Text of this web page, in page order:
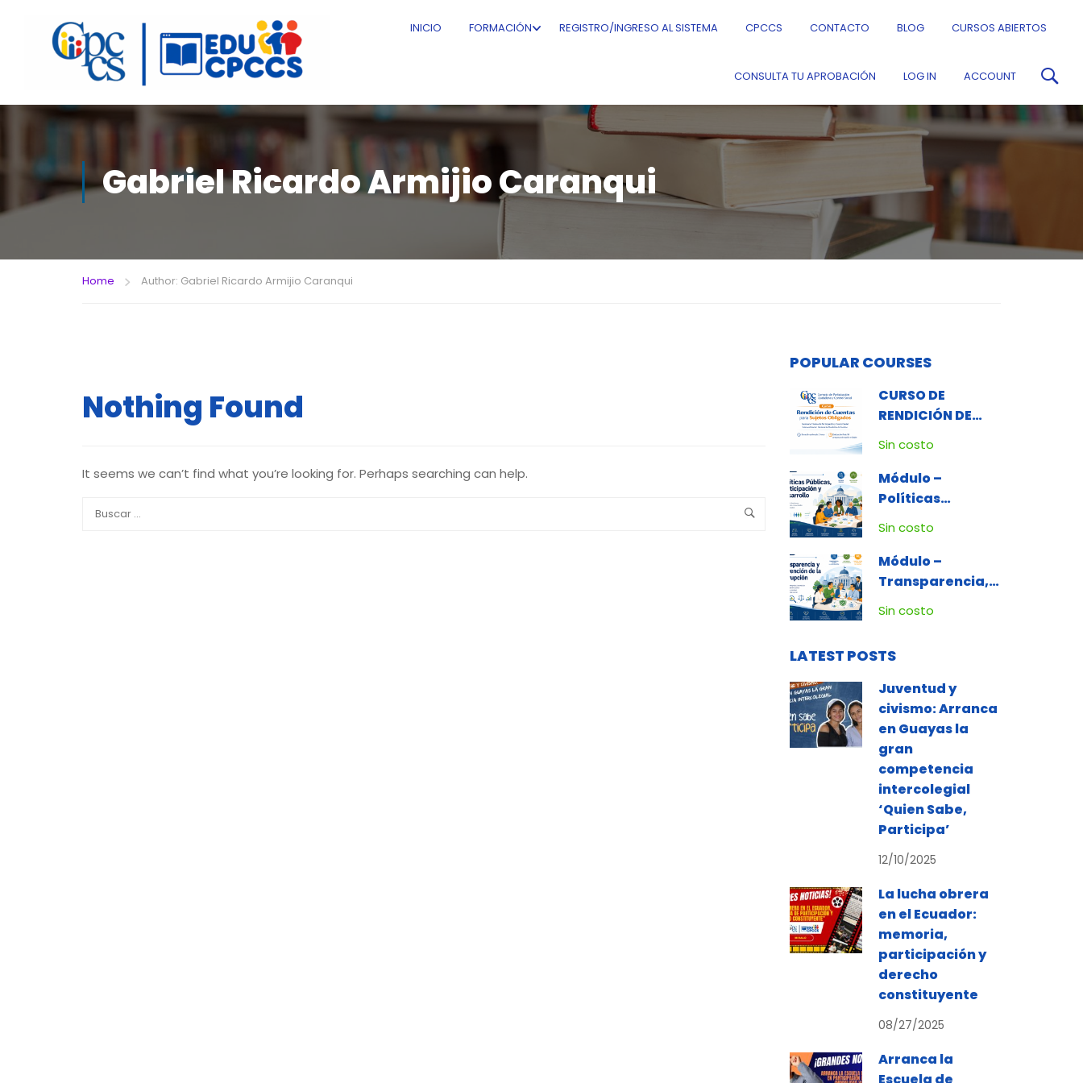
INICIO FORMACIÓN REGISTRO/INGRESO AL SISTEMA CPCCS CONTACTO BLOG CURSOS ABIERTOS
CONSULTA TU APROBACIÓN LOG IN ACCOUNT
Gabriel Ricardo Armijio Caranqui
Home Author: Gabriel Ricardo Armijio Caranqui
Nothing Found
It seems we can’t find what you’re looking for. Perhaps searching can help.
POPULAR COURSES
CURSO DE
RENDICIÓN DE
CUENTAS PARA
OBLIGADOS
Sin costo
Módulo –
Políticas
Públicas,
Desarrollo
Sin costo
Módulo –
Transparencia,
Ética e
Contra la
Corrupción
Sin costo
LATEST POSTS
Juventud y
civismo: Arranca
en Guayas la
gran
competencia
intercolegial
‘Quien Sabe,
Participa’
12/10/2025
La lucha obrera
en el Ecuador:
memoria,
participación y
derecho
constituyente
08/27/2025
Arranca la